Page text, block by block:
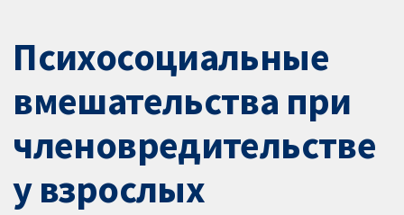
Психосоциальные
вмешательства при
членовредительстве
у взрослых